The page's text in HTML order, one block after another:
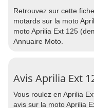
Retrouvez sur cette
motards sur la moto
moto Aprilia Ext 125
Annuaire Moto.
Avis Aprilia Ext
Vous roulez en Aprilia
avis sur la moto Aprilia